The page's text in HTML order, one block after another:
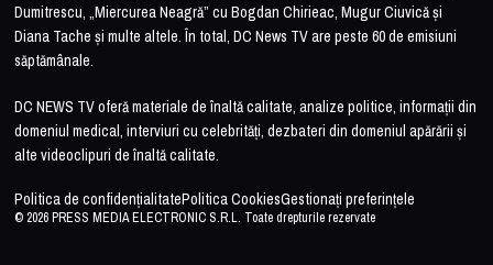
Dumitrescu, „Miercurea Neagră” cu Bogdan Chirieac, Mugur Ciuvică și
Diana Tache și multe altele. În total, DC News TV are peste 60 de emisiuni
săptămânale.
DC NEWS TV oferă materiale de înaltă calitate, analize politice, informații din
domeniul medical, interviuri cu celebrități, dezbateri din domeniul apărării și
alte videoclipuri de înaltă calitate.
Politica de confidențialitatePolitica CookiesGestionați preferințele
© 2026 PRESS MEDIA ELECTRONIC S.R.L. Toate drepturile rezervate